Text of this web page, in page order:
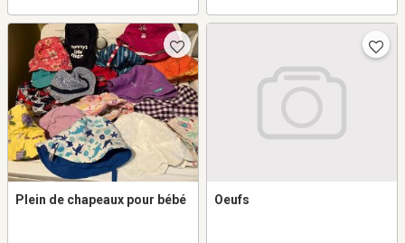
Plein de chapeaux pour bébé Oeufs